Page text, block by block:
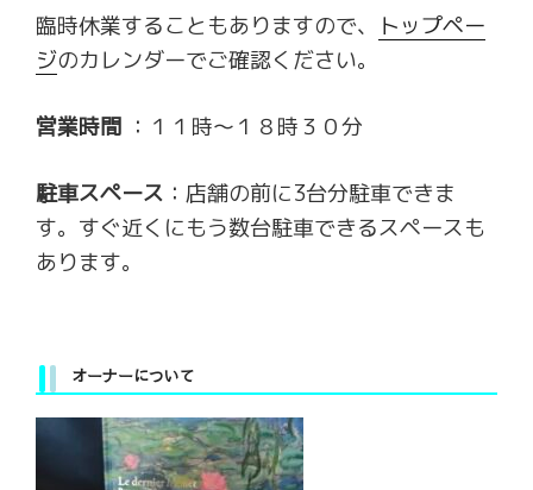
臨時休業することもありますので、
トップペー
ジのカレンダーでご確認ください。
営業時間 ：１１時～１８時３０分
駐車スペース ：店舗の前に3台分駐車できま
す。すぐ近くにもう数台駐車できるスペースも
あります。
オーナーについて